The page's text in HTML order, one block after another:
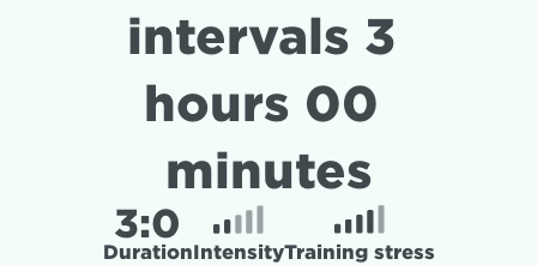
intervals 3
hours 00
minutes
3:0
DurationIntensityTraining stress